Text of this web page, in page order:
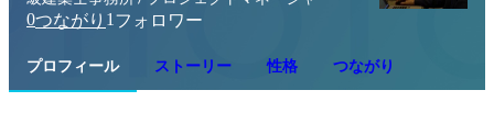
0つながり 1 フォロワー
プロフィール ストーリー 性格 つながり